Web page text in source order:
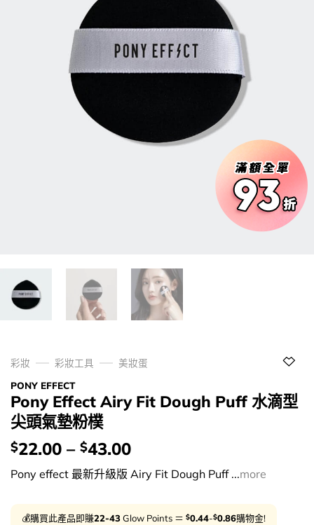
彩妝 彩妝工具
美妝蛋
PONY EFFECT
Pony Effect Airy Fit Dough Puff 水滴型
尖頭氣墊粉樸
價
錢：
$22.00 – $43.00
Pony effect 最新升級版 Airy Fit Dough Puff ...more
💰購買此產品即賺22-43Glow Points ＝ $0.44-$0.86購物金!